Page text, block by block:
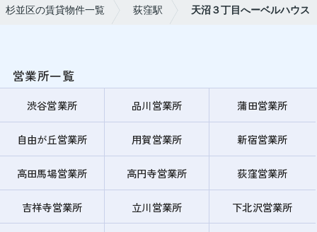
杉並区の賃貸物件一覧 荻窪駅 天沼３丁目へーベルハウス
営業所一覧
渋谷営業所 品川営業所 蒲田営業所
自由が丘営業所 用賀営業所 新宿営業所
高田馬場営業所 高円寺営業所 荻窪営業所
吉祥寺営業所 立川営業所 下北沢営業所